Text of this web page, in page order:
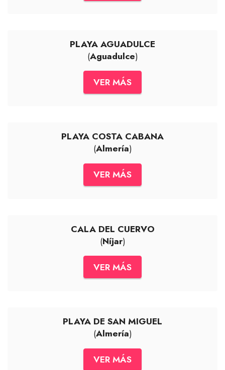
PLAYA AGUADULCE
(Aguadulce)
VER MÁS
PLAYA COSTA CABANA
(Almería)
VER MÁS
CALA DEL CUERVO
(Níjar)
VER MÁS
PLAYA DE SAN MIGUEL
(Almería)
VER MÁS